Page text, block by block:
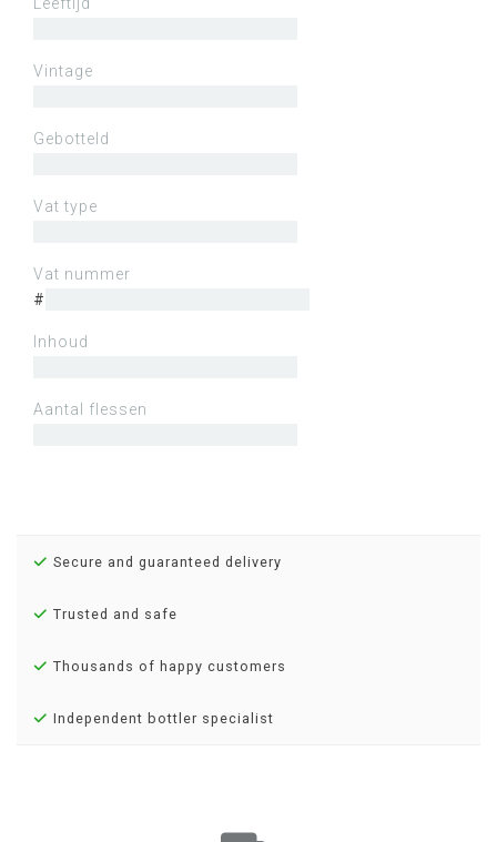
Vintage
Gebotteld
Vat type
Vat nummer
#
Inhoud
Aantal flessen
Secure and guaranteed delivery
Trusted and safe
Thousands of happy customers
Independent bottler specialist